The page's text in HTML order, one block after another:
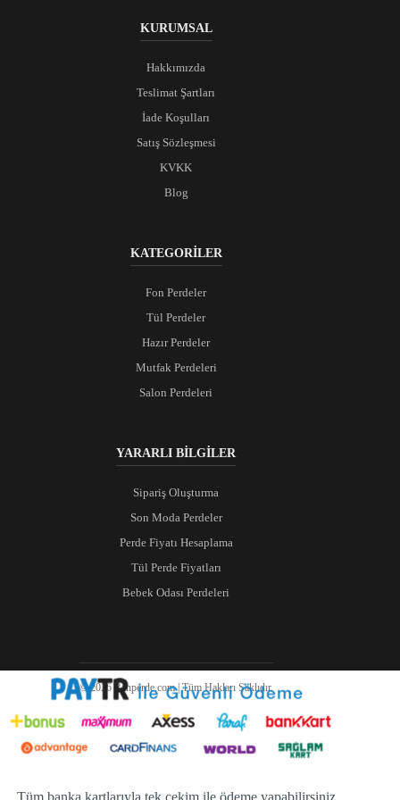
KURUMSAL
Hakkımızda
Teslimat Şartları
İade Koşulları
Satış Sözleşmesi
KVKK
Blog
KATEGORİLER
Fon Perdeler
Tül Perdeler
Hazır Perdeler
Mutfak Perdeleri
Salon Perdeleri
YARARLI BİLGİLER
Sipariş Oluşturma
Son Moda Perdeler
Perde Fiyatı Hesaplama
Tül Perde Fiyatları
Bebek Odası Perdeleri
© 2026 Ranperde.com | Tüm Hakları Saklıdır.
Tüm banka kartlarıyla tek çekim ile ödeme yapabilirsiniz